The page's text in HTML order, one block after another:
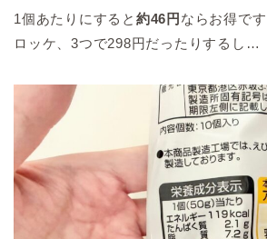
1個あたりにすると 約46円 ならお得で
ロッケ、3つで298円だったりするし…